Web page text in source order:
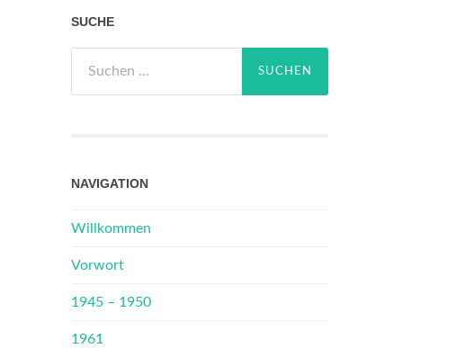
SUCHE
nach:
NAVIGATION
Willkommen
Vorwort
1945 – 1950
1961